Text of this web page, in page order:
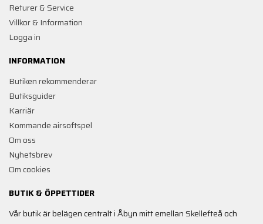
Returer & Service
Villkor & Information
Logga in
INFORMATION
Butiken rekommenderar
Butiksguider
Karriär
Kommande airsoftspel
Om oss
Nyhetsbrev
Om cookies
BUTIK & ÖPPETTIDER
Vår butik är belägen centralt i Åbyn mitt emellan Skellefteå och